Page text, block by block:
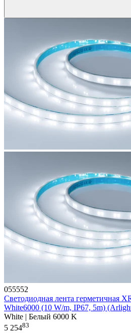
055552
Светодиодная лента герметичная
White6000 (10 W/m, IP67, 5m)
White | Белый 6000 K
5 25483